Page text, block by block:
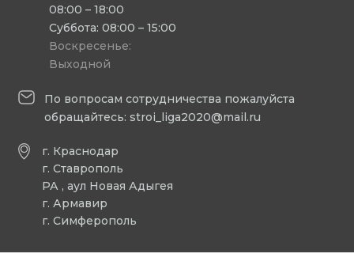
г. Краснодар
г. Ставрополь
РА , аул Новая Адыгея
г. Армавир
г. Симферополь
08:00 – 18:00
Суббота: 08:00 – 15:00
Воскресенье:
Выходной
По вопросам сотрудничества пожалуйста
обращайтесь: stroi_liga2020@mail.ru